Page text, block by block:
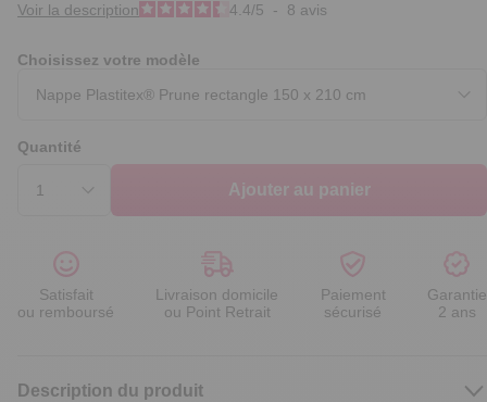
Voir la description 4.4/5 - 8 avis
Choisissez votre modèle
Quantité
Ajouter au panier
Satisfait
ou remboursé
Livraison domicile
ou Point Retrait
Paiement
sécurisé
Garantie
2 ans
Description du produit